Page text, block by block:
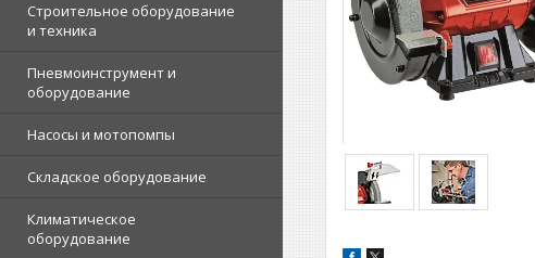
Строительное оборудование
и техника
Пневмоинструмент и
оборудование
Насосы и мотопомпы
Складское оборудование
Климатическое
оборудование